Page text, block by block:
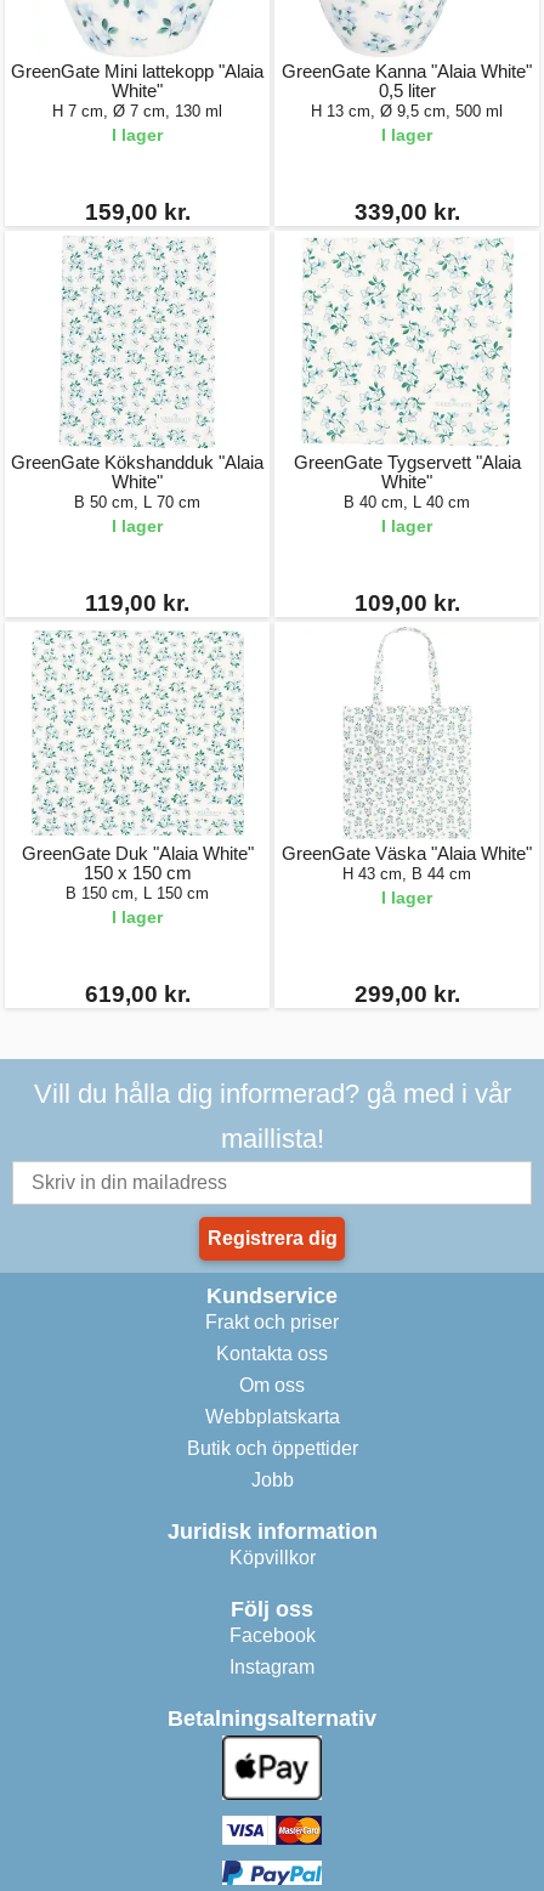
GreenGate Mini lattekopp "Alaia
White"
H 7 cm, Ø 7 cm, 130 ml
I lager
159,00 kr.
GreenGate Kanna "Alaia White"
0,5 liter
H 13 cm, Ø 9,5 cm, 500 ml
I lager
339,00 kr.
GreenGate Kökshandduk "Alaia
White"
B 50 cm, L 70 cm
I lager
119,00 kr.
GreenGate Tygservett "Alaia
White"
B 40 cm, L 40 cm
I lager
109,00 kr.
GreenGate Duk "Alaia White"
150 x 150 cm
B 150 cm, L 150 cm
I lager
619,00 kr.
GreenGate Väska "Alaia White"
H 43 cm, B 44 cm
I lager
299,00 kr.
Vill du hålla dig informerad? gå med i vår
maillista!
Registrera dig
Kundservice
Frakt och priser
Kontakta oss
Om oss
Webbplatskarta
Butik och öppettider
Jobb
Juridisk information
Köpvillkor
Följ oss
Facebook
Instagram
Betalningsalternativ